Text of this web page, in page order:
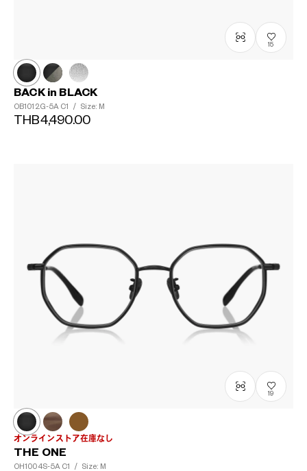
15
BACK in BLACK
OB1012G-5A C1 / Size: M
THB4,490.00
19
オンラインストア在庫なし
THE ONE
OH1004S-5A C1 / Size: M